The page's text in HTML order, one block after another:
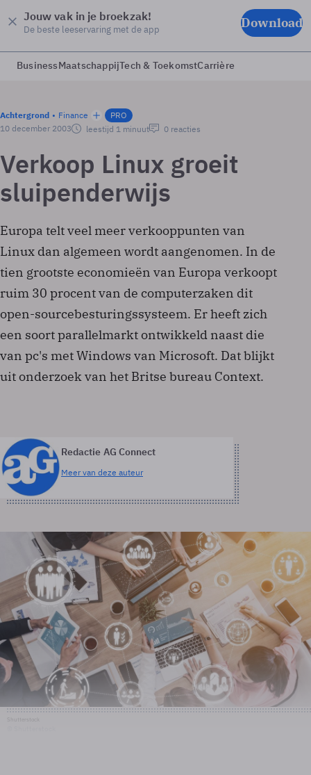
Jouw vak in je broekzak!
De beste leeservaring met de app Download
BusinessMaatschappijTech & ToekomstCarrière
Achtergrond Finance
PRO
10 december 2003
leestijd 1 minuut 0 reacties
Verkoop Linux groeit
sluipenderwijs
Europa telt veel meer verkooppunten van
Linux dan algemeen wordt aangenomen. In de
tien grootste economieën van Europa verkoopt
ruim 30 procent van de computerzaken dit
open-sourcebesturingssysteem. Er heeft zich
een soort parallelmarkt ontwikkeld naast die
van pc's met Windows van Microsoft. Dat blijkt
uit onderzoek van het Britse bureau Context.
Redactie AG Connect
Meer van deze auteur